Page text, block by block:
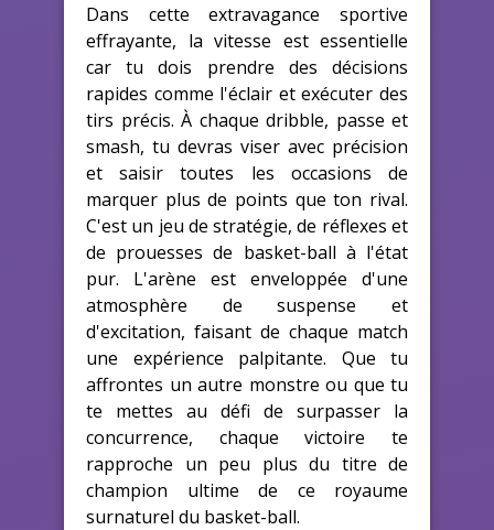
Dans cette extravagance sportive
effrayante, la vitesse est essentielle
car tu dois prendre des décisions
rapides comme l'éclair et exécuter des
tirs précis. À chaque dribble, passe et
smash, tu devras viser avec précision
et saisir toutes les occasions de
marquer plus de points que ton rival.
C'est un jeu de stratégie, de réflexes et
de prouesses de basket-ball à l'état
pur. L'arène est enveloppée d'une
atmosphère de suspense et
d'excitation, faisant de chaque match
une expérience palpitante. Que tu
affrontes un autre monstre ou que tu
te mettes au défi de surpasser la
concurrence, chaque victoire te
rapproche un peu plus du titre de
champion ultime de ce royaume
surnaturel du basket-ball.